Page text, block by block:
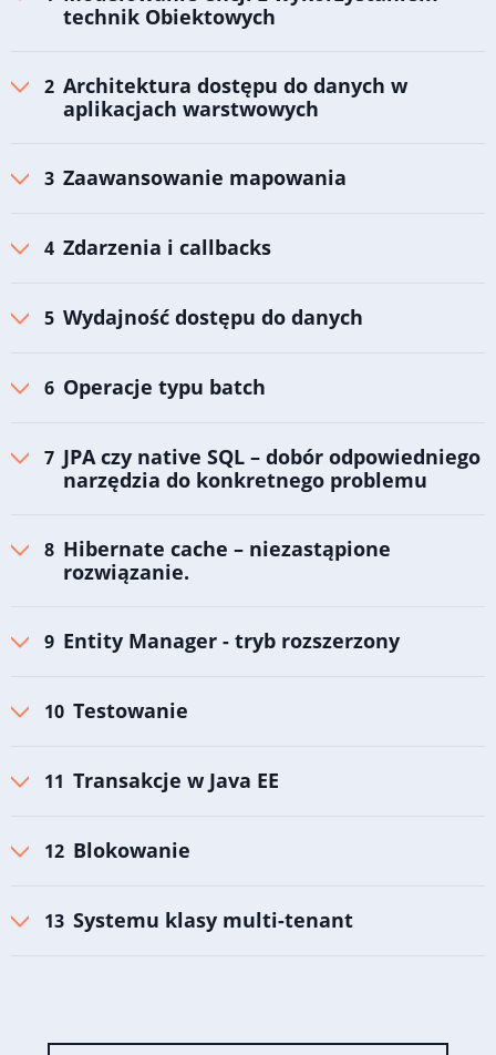
technik Obiektowych
Architektura dostępu do danych w
aplikacjach warstwowych
Zaawansowanie mapowania
Zdarzenia i callbacks
Wydajność dostępu do danych
Operacje typu batch
JPA czy native SQL – dobór odpowiedniego
narzędzia do konkretnego problemu
Hibernate cache – niezastąpione
rozwiązanie.
Entity Manager - tryb rozszerzony
Testowanie
Transakcje w Java EE
Blokowanie
Systemu klasy multi-tenant